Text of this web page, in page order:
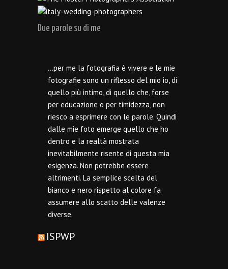
Due parole su di me
…per me la fotografia è vivere e le mie
fotografie sono un riflesso del mio io, di
quello più intimo, di quello che, forse
per educazione o per timidezza, non
riesco a esprimere con le parole. Quindi
dalle mie foto emerge quello che ho
dentro e la realtà mostrata
inevitabilmente risente di questa mia
esigenza. Non potrebbe essere
altrimenti. La semplice scelta del
bianco e nero rispetto al colore fa
assumere allo scatto delle valenze
diverse.
ISPWP